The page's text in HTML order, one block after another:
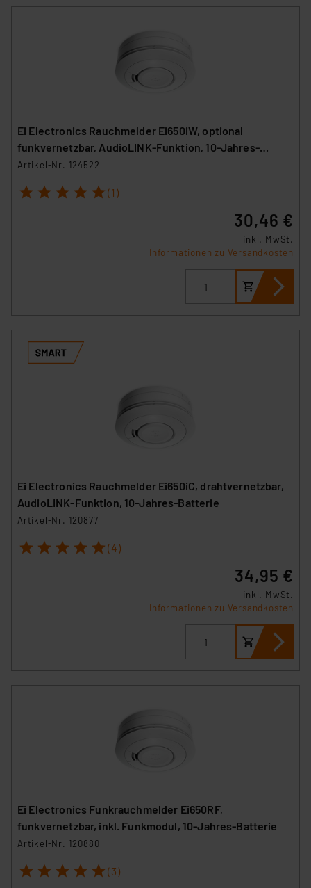
Ei Electronics Rauchmelder Ei650iW, optional
funkvernetzbar, AudioLINK-Funktion, 10-Jahres-
Batterie
Artikel-Nr. 124522
1 2 3 4 5 (1)
30,46 €
inkl. MwSt.
Informationen zu Versandkosten
Ei Electronics Rauchmelder Ei650iC, drahtvernetzbar,
AudioLINK-Funktion, 10-Jahres-Batterie
Artikel-Nr. 120877
1 2 3 4 5 (4)
34,95 €
inkl. MwSt.
Informationen zu Versandkosten
Ei Electronics Funkrauchmelder Ei650RF,
funkvernetzbar, inkl. Funkmodul, 10-Jahres-Batterie
Artikel-Nr. 120880
1 2 3 4 5 (3)